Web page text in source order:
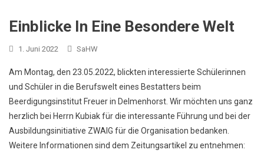
Einblicke In Eine Besondere Welt
1. Juni 2022 SaHW
Am Montag, den 23.05.2022, blickten interessierte Schülerinnen
und Schüler in die Berufswelt eines Bestatters beim
Beerdigungsinstitut Freuer in Delmenhorst. Wir möchten uns ganz
herzlich bei Herrn Kubiak für die interessante Führung und bei der
Ausbildungsinitiative ZWAIG für die Organisation bedanken.
Weitere Informationen sind dem Zeitungsartikel zu entnehmen: